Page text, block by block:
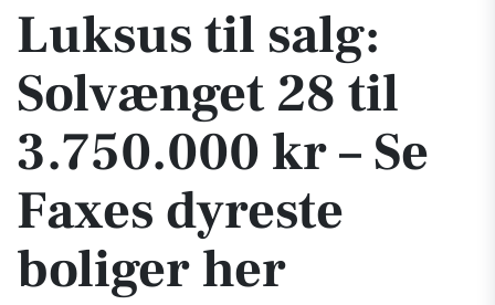
Luksus til salg:
Solvænget 28 til
3.750.000 kr – Se
Faxes dyreste
boliger her